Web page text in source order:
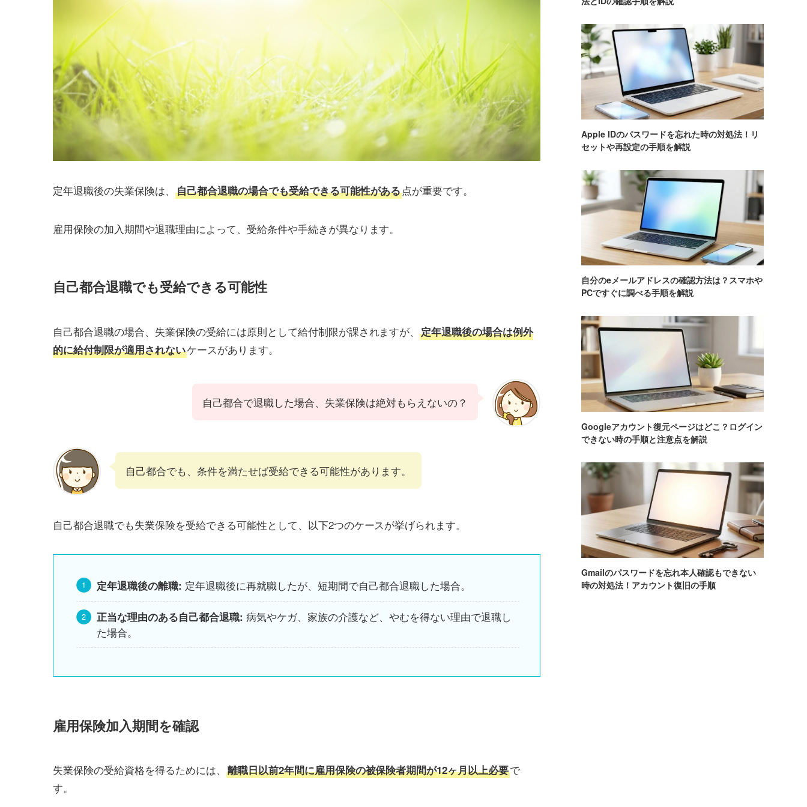
定年退職後の失業保険は、 自己都合退職の場合でも受給できる可能性がある点が重要です。
雇用保険の加入期間や退職理由によって、受給条件や手続きが異なります。
自己都合退職でも受給できる可能性
自己都合退職の場合、失業保険の受給には原則として給付制限が課されますが、定年退職後の場合は例外
的に給付制限が適用されないケースがあります。
自己都合で退職した場合、失業保険は絶対もらえないの？
自己都合でも、条件を満たせば受給できる可能性があります。
自己都合退職でも失業保険を受給できる可能性として、以下2つのケースが挙げられます。
定年退職後の離職: 定年退職後に再就職したが、短期間で自己都合退職した場合。
正当な理由のある自己都合退職: 病気やケガ、家族の介護など、やむを得ない理由で退職し
た場合。
雇用保険加入期間を確認
失業保険の受給資格を得るためには、 離職日以前2年間に雇用保険の被保険者期間が12ヶ月以上必要で
す。
Apple IDのパスワードを忘れた時の対処法！リ
セットや再設定の手順を解説
自分のeメールアドレスの確認方法は？スマホや
PCですぐに調べる手順を解説
Googleアカウント復元ページはどこ？ログイン
できない時の手順と注意点を解説
Gmailのパスワードを忘れ本人確認もできない
時の対処法！アカウント復旧の手順